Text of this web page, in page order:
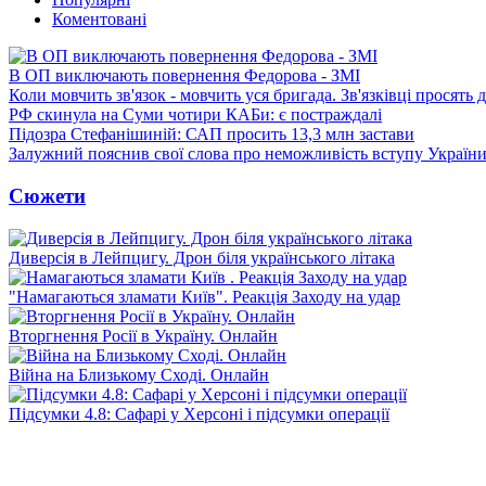
Коментовані
В ОП виключають повернення Федорова - ЗМІ
Коли мовчить зв'язок - мовчить уся бригада. Зв'язківці просять
РФ скинула на Суми чотири КАБи: є постраждалі
Підозра Стефанішиній: САП просить 13,3 млн застави
Залужний пояснив свої слова про неможливість вступу
Сюжети
Диверсія в Лейпцигу. Дрон біля українського літака
"Намагаються зламати Київ". Реакція Заходу на удар
Вторгнення Росії в Україну. Онлайн
Війна на Близькому Сході. Онлайн
Підсумки 4.8: Сафарі у Херсоні і підсумки операції